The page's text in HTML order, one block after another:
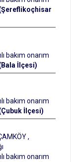
bakım onarım
İlçesi)
bakım onarım
İlçesi)
,
bakım onarım